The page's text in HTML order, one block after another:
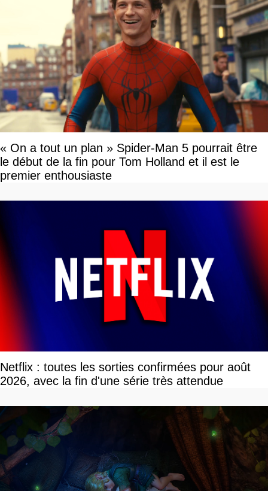
« On a tout un plan » Spider-Man 5 pourrait être
le début de la fin pour Tom Holland et il est le
premier enthousiaste
Netflix : toutes les sorties confirmées pour août
2026, avec la fin d'une série très attendue